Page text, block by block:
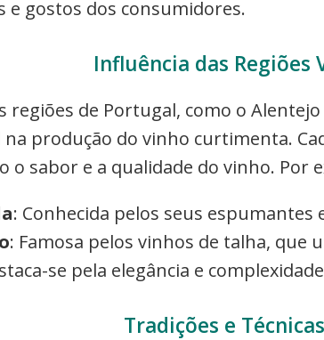
e gostos dos consumidores.
Influência das Regiões
regiões de Portugal, como o
na produção do vinho curtimenta.
o sabor e a qualidade do vinho. Por
: Conhecida pelos seus espumantes
: Famosa pelos vinhos de talha, que
se pela elegância e
Tradições e